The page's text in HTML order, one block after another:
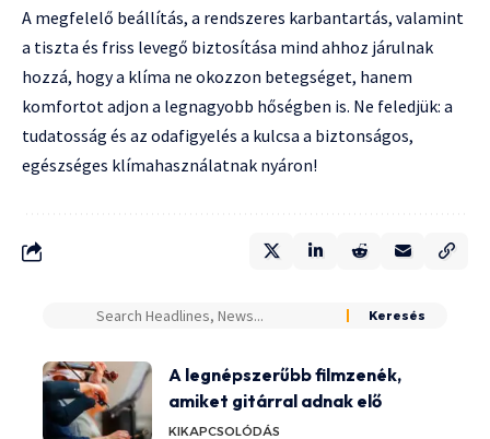
A megfelelő beállítás, a rendszeres karbantartás, valamint
a tiszta és friss levegő biztosítása mind ahhoz járulnak
hozzá, hogy a klíma ne okozzon betegséget, hanem
komfortot adjon a legnagyobb hőségben is. Ne feledjük: a
tudatosság és az odafigyelés a kulcsa a biztonságos,
egészséges klímahasználatnak nyáron!
A legnépszerűbb filmzenék,
amiket gitárral adnak elő
KIKAPCSOLÓDÁS